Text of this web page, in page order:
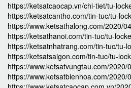
https://ketsatcaocap.vn/chi-tiet/tu-
https://ketsatcantho.com/tin-tuc/tu-
https://www.ketsathalong.com/2020/
https://ketsathanoi.com/tin-tuc/tu-
https://ketsatnhatrang.com/tin-tuc/tu-
https://ketsatsaigon.com/tin-tuc/tu-
https://www.ketsatvungtau.com/
https://www.ketsatbienhoa.com/